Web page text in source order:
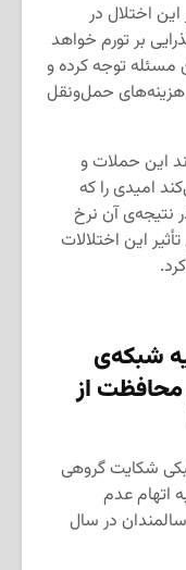
اختلال در
بر تورم خواهد
توجه کرده و
هزینه‌های حمل‌ونقل
این حملات و
امیدی را که
نتیجه‌ی آن نرخ
این اختلالات
شبکه‌ی
از
شکایت گروهی
اتهام عدم
در سال